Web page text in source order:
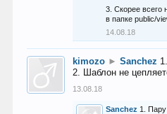
3. Скорее
в папке public/
14.08.18
kimozo ► Sanchez
2. Шаблон не
13.08.18
Sanchez 1.